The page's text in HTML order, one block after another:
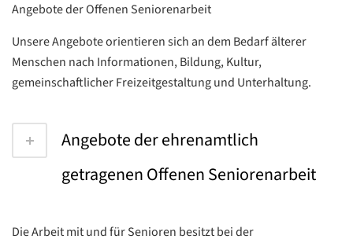
Angebote der Offenen Seniorenarbeit
Unsere Angebote orientieren sich an dem Bedarf älterer
Menschen nach Informationen, Bildung, Kultur,
gemeinschaftlicher Freizeitgestaltung und Unterhaltung.
Angebote der ehrenamtlich
getragenen Offenen Seniorenarbeit
Die Arbeit mit und für Senioren besitzt bei der